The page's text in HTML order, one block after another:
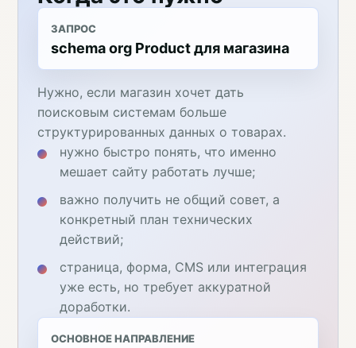
ЗАПРОС
schema org Product для магазина
Нужно, если магазин хочет дать
поисковым системам больше
структурированных данных о товарах.
нужно быстро понять, что именно
мешает сайту работать лучше;
важно получить не общий совет, а
конкретный план технических
действий;
страница, форма, CMS или интеграция
уже есть, но требует аккуратной
доработки.
ОСНОВНОЕ НАПРАВЛЕНИЕ